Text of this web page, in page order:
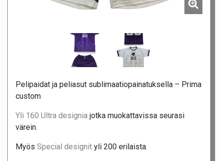
Pelipaidat ja peliasut sublimaatiopainatuksella – Prima
custom
Yli 160 Ultra designia jotka muokattavissa seurasi
värein.
Myös Special designit yli 200 erilaista.